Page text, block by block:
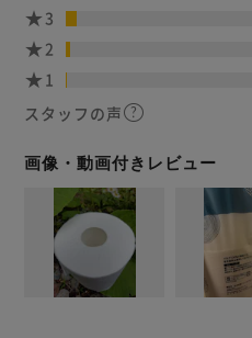
3
2
1
スタッフの声
画像・動画付きレビュー